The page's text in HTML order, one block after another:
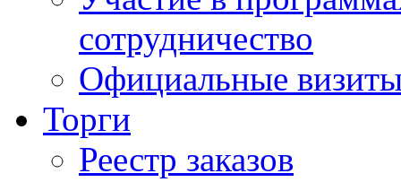
сотрудничество
Официальные
Торги
Реестр заказов